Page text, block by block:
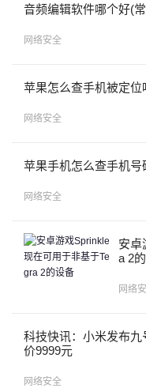
音频编辑软件哪个好(
网络安全
苹果怎么查手机被定位
网络安全
苹果手机怎么查手机号
网络安全
安卓
a 2
网络
科技快讯：小米发布
价9999元
网络安全